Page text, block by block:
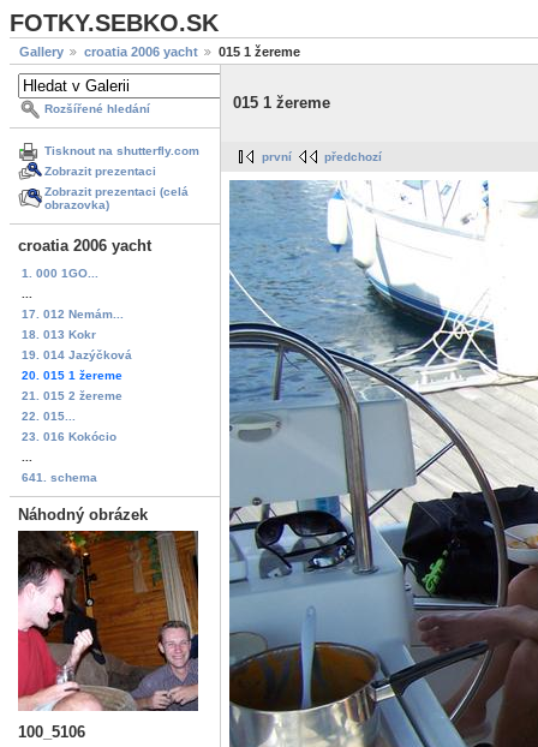
FOTKY.SEBKO.SK
Gallery croatia 2006 yacht 015 1 žereme
Rozšířené hledání
Tisknout na shutterfly.com
Zobrazit prezentaci
Zobrazit prezentaci (celá
obrazovka)
croatia 2006 yacht
1. 000 1GO...
17. 012 Nemám...
18. 013 Kokr
19. 014 Jazýčková
20. 015 1 žereme
21. 015 2 žereme
22. 015...
23. 016 Kokócio
641. schema
Náhodný obrázek
100_5106
015 1 žereme
první předchozí